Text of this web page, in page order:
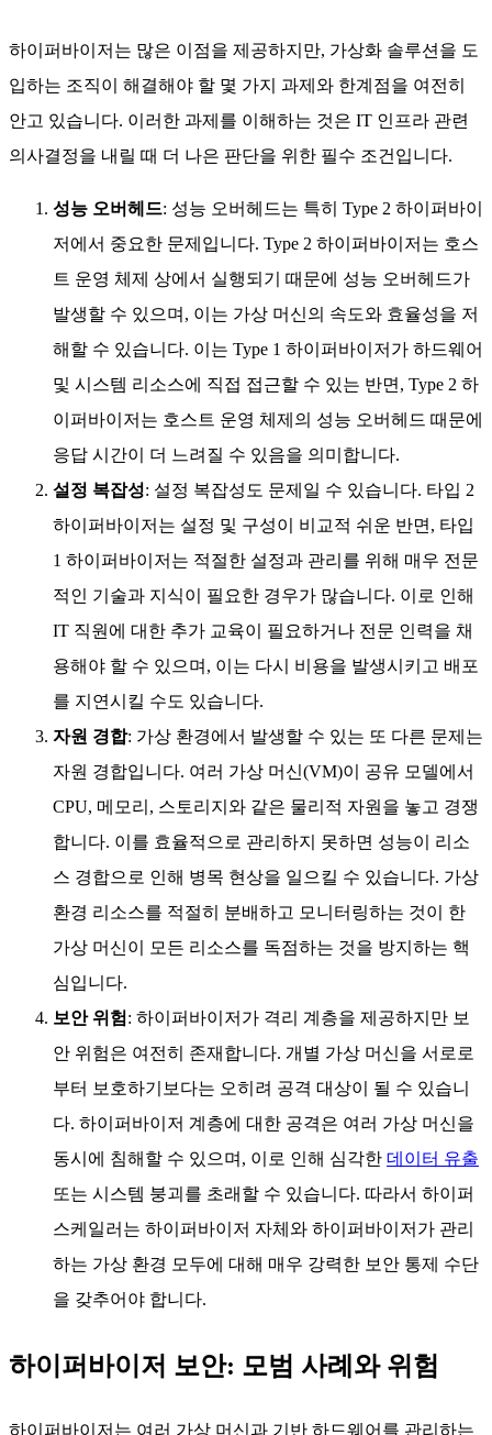
하이퍼바이저는 많은 이점을 제공하지만, 가상화 솔루션을 도
입하는 조직이 해결해야 할 몇 가지 과제와 한계점을 여전히
안고 있습니다. 이러한 과제를 이해하는 것은 IT 인프라 관련
의사결정을 내릴 때 더 나은 판단을 위한 필수 조건입니다.
성능 오버헤드: 성능 오버헤드는 특히 Type 2 하이퍼바이
저에서 중요한 문제입니다. Type 2 하이퍼바이저는 호스
트 운영 체제 상에서 실행되기 때문에 성능 오버헤드가
발생할 수 있으며, 이는 가상 머신의 속도와 효율성을 저
해할 수 있습니다. 이는 Type 1 하이퍼바이저가 하드웨어
및 시스템 리소스에 직접 접근할 수 있는 반면, Type 2 하
이퍼바이저는 호스트 운영 체제의 성능 오버헤드 때문에
응답 시간이 더 느려질 수 있음을 의미합니다.
설정 복잡성: 설정 복잡성도 문제일 수 있습니다. 타입 2
하이퍼바이저는 설정 및 구성이 비교적 쉬운 반면, 타입
1 하이퍼바이저는 적절한 설정과 관리를 위해 매우 전문
적인 기술과 지식이 필요한 경우가 많습니다. 이로 인해
IT 직원에 대한 추가 교육이 필요하거나 전문 인력을 채
용해야 할 수 있으며, 이는 다시 비용을 발생시키고 배포
를 지연시킬 수도 있습니다.
자원 경합: 가상 환경에서 발생할 수 있는 또 다른 문제는
자원 경합입니다. 여러 가상 머신(VM)이 공유 모델에서
CPU, 메모리, 스토리지와 같은 물리적 자원을 놓고 경쟁
합니다. 이를 효율적으로 관리하지 못하면 성능이 리소
스 경합으로 인해 병목 현상을 일으킬 수 있습니다. 가상
환경 리소스를 적절히 분배하고 모니터링하는 것이 한
가상 머신이 모든 리소스를 독점하는 것을 방지하는 핵
심입니다.
보안 위험 : 하이퍼바이저가 격리 계층을 제공하지만 보
안 위험은 여전히 존재합니다. 개별 가상 머신을 서로로
부터 보호하기보다는 오히려 공격 대상이 될 수 있습니
다. 하이퍼바이저 계층에 대한 공격은 여러 가상 머신을
동시에 침해할 수 있으며, 이로 인해 심각한 데이터 유출
또는 시스템 붕괴를 초래할 수 있습니다. 따라서 하이퍼
스케일러는 하이퍼바이저 자체와 하이퍼바이저가 관리
하는 가상 환경 모두에 대해 매우 강력한 보안 통제 수단
을 갖추어야 합니다.
하이퍼바이저 보안: 모범 사례와 위험
하이퍼바이저는 여러 가상 머신과 기반 하드웨어를 관리하는